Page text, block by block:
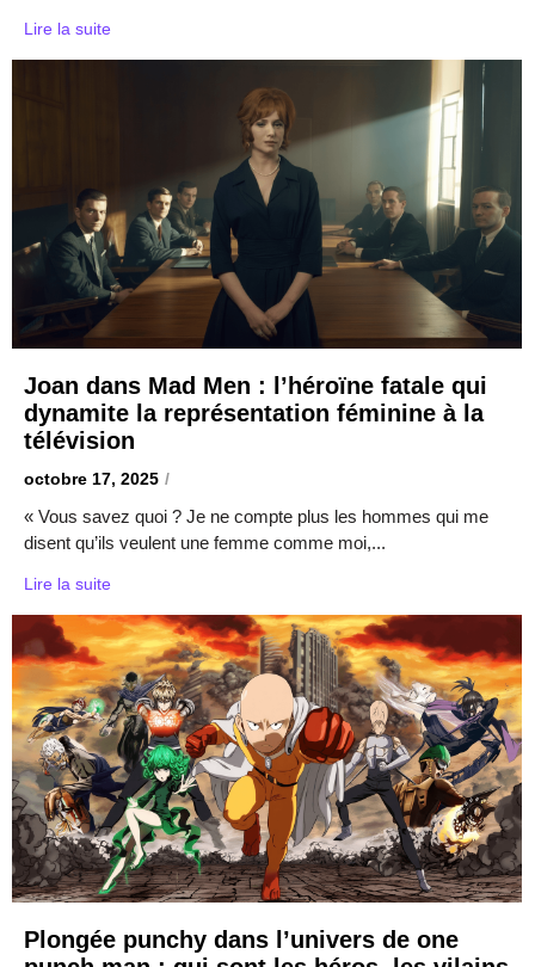
Lire la suite
Joan dans Mad Men : l’héroïne fatale qui
dynamite la représentation féminine à la
télévision
octobre 17, 2025 /
« Vous savez quoi ? Je ne compte plus les hommes qui me
disent qu’ils veulent une femme comme moi,...
Lire la suite
Plongée punchy dans l’univers de one